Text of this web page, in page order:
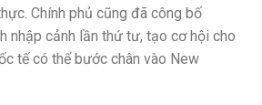
Chính phủ cũng đã công bố
nhập cảnh lần thứ tư, tạo cơ hội cho
tế có thể bước chân vào New